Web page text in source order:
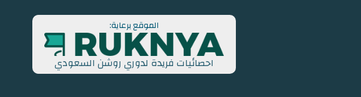
الموقع برعاية:
احصائيات فريدة لدوري روشن السعودي